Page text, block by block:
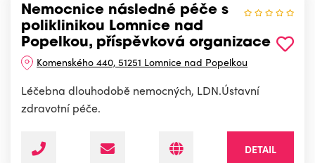
Nemocnice následné péče s
poliklinikou Lomnice nad
Popelkou, příspěvková organizace
Komenského 440, 51251 Lomnice nad Popelkou
Léčebna dlouhodobě nemocných, LDN.Ústavní
zdravotní péče.
DETAIL